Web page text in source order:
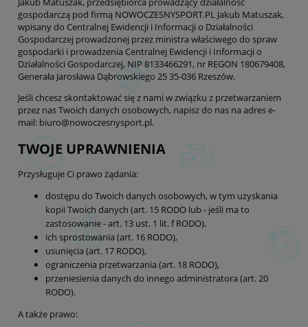
gospodarczą pod firmą NOWOCZESNYSPORT.PL Jakub Matuszak,
wpisany do Centralnej Ewidencji i Informacji o Działalności
Gospodarczej prowadzonej przez ministra właściwego do spraw
gospodarki i prowadzenia Centralnej Ewidencji i Informacji o
Działalności Gospodarczej, NIP 8133466291, nr REGON 180679408,
Generała Jarosława Dąbrowskiego 25 35-036 Rzeszów.
Jeśli chcesz skontaktować się z nami w związku z przetwarzaniem
przez nas Twoich danych osobowych, napisz do nas na adres e-
mail: biuro@nowoczesnysport.pl.
TWOJE UPRAWNIENIA
Przysługuje Ci prawo żądania:
dostępu do Twoich danych osobowych, w tym uzyskania
kopii Twoich danych (art. 15 RODO lub - jeśli ma to
zastosowanie - art. 13 ust. 1 lit. f RODO),
ich sprostowania (art. 16 RODO),
usunięcia (art. 17 RODO),
ograniczenia przetwarzania (art. 18 RODO),
przeniesienia danych do innego administratora (art. 20
RODO).
A także prawo: